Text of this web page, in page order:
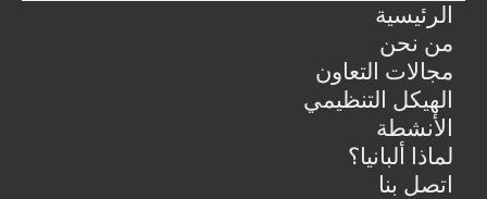
الرئيسية
من نحن
مجالات التعاون
الهيكل التنظيمي
الأنشطة
لماذا ألبانيا؟
اتصل بنا